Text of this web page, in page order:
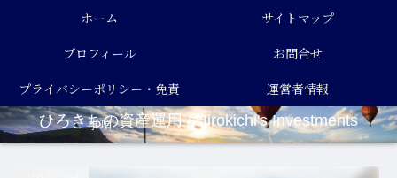
ひろきちの資産運用 / Hirokichi's Investments
ホーム
サイトマップ
プロフィール
お問合せ
プライバシーポリシー・免責
事項
運営者情報